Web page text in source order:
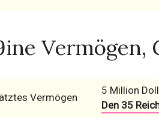
Vermögen,
Vermögen
5 Million
Den 35